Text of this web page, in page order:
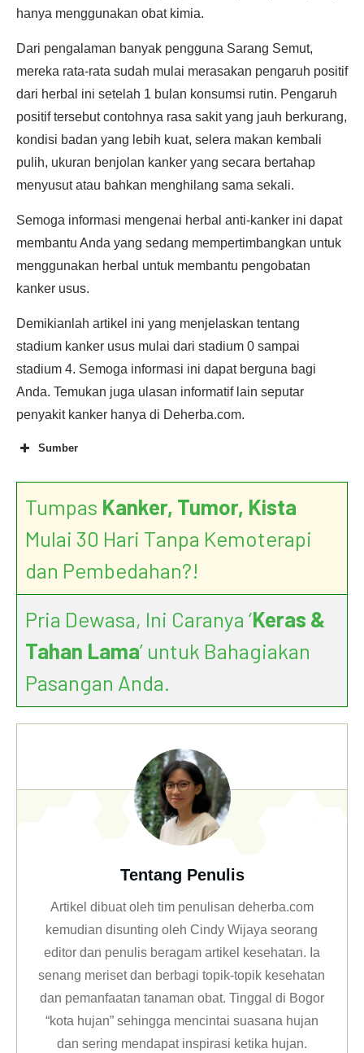
hanya menggunakan obat kimia.
Dari pengalaman banyak pengguna Sarang Semut,
mereka rata-rata sudah mulai merasakan pengaruh positif
dari herbal ini setelah 1 bulan konsumsi rutin. Pengaruh
positif tersebut contohnya rasa sakit yang jauh berkurang,
kondisi badan yang lebih kuat, selera makan kembali
pulih, ukuran benjolan kanker yang secara bertahap
menyusut atau bahkan menghilang sama sekali.
Semoga informasi mengenai herbal anti-kanker ini dapat
membantu Anda yang sedang mempertimbangkan untuk
menggunakan herbal untuk membantu pengobatan
kanker usus.
Demikianlah artikel ini yang menjelaskan tentang
stadium kanker usus mulai dari stadium 0 sampai
stadium 4. Semoga informasi ini dapat berguna bagi
Anda. Temukan juga ulasan informatif lain seputar
penyakit kanker hanya di Deherba.com.
Sumber
Tumpas Kanker, Tumor, Kista
Mulai 30 Hari Tanpa Kemoterapi
dan Pembedahan?!
Pria Dewasa, Ini Caranya ‘Keras &
Tahan Lama’ untuk Bahagiakan
Pasangan Anda.
Tentang Penulis
Artikel dibuat oleh tim penulisan deherba.com
kemudian disunting oleh Cindy Wijaya seorang
editor dan penulis beragam artikel kesehatan. Ia
senang meriset dan berbagi topik-topik kesehatan
dan pemanfaatan tanaman obat. Tinggal di Bogor
“kota hujan” sehingga mencintai suasana hujan
dan sering mendapat inspirasi ketika hujan.